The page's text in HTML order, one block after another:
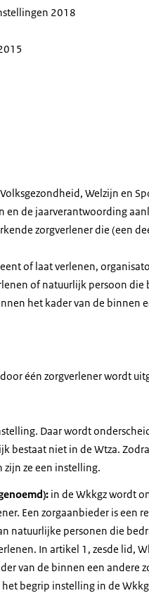
2018
Welzijn en
en de jaarverantwoording
zorgverlener die (een
of laat verlenen,
of natuurlijk persoon die
het kader van de binnen
één zorgverlener wordt
Daar wordt
bestaat niet in de Wtza.
zijn ze een instelling.
in de Wkkgz wordt
Een zorgaanbieder is een
natuurlijke personen die
In artikel 1, zesde lid,
van de binnen een andere
begrip instelling in de